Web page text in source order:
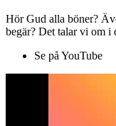
Hör Gud alla böner?
begär? Det talar vi om i
Se på YouTube